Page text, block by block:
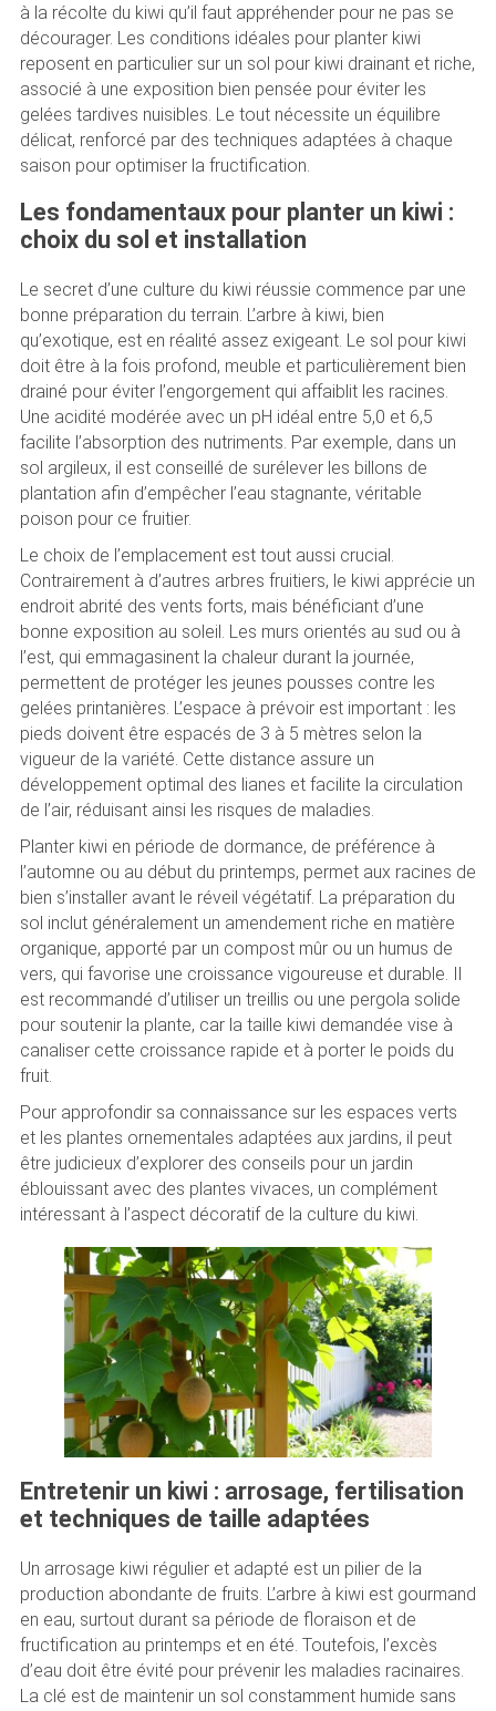
à la récolte du kiwi qu’il faut appréhender pour ne pas se
décourager. Les conditions idéales pour planter kiwi
reposent en particulier sur un sol pour kiwi drainant et riche,
associé à une exposition bien pensée pour éviter les
gelées tardives nuisibles. Le tout nécessite un équilibre
délicat, renforcé par des techniques adaptées à chaque
saison pour optimiser la fructification.
Les fondamentaux pour planter un kiwi :
choix du sol et installation
Le secret d’une culture du kiwi réussie commence par une
bonne préparation du terrain. L’arbre à kiwi, bien
qu’exotique, est en réalité assez exigeant. Le sol pour kiwi
doit être à la fois profond, meuble et particulièrement bien
drainé pour éviter l’engorgement qui affaiblit les racines.
Une acidité modérée avec un pH idéal entre 5,0 et 6,5
facilite l’absorption des nutriments. Par exemple, dans un
sol argileux, il est conseillé de surélever les billons de
plantation afin d’empêcher l’eau stagnante, véritable
poison pour ce fruitier.
Le choix de l’emplacement est tout aussi crucial.
Contrairement à d’autres arbres fruitiers, le kiwi apprécie un
endroit abrité des vents forts, mais bénéficiant d’une
bonne exposition au soleil. Les murs orientés au sud ou à
l’est, qui emmagasinent la chaleur durant la journée,
permettent de protéger les jeunes pousses contre les
gelées printanières. L’espace à prévoir est important : les
pieds doivent être espacés de 3 à 5 mètres selon la
vigueur de la variété. Cette distance assure un
développement optimal des lianes et facilite la circulation
de l’air, réduisant ainsi les risques de maladies.
Planter kiwi en période de dormance, de préférence à
l’automne ou au début du printemps, permet aux racines de
bien s’installer avant le réveil végétatif. La préparation du
sol inclut généralement un amendement riche en matière
organique, apporté par un compost mûr ou un humus de
vers, qui favorise une croissance vigoureuse et durable. Il
est recommandé d’utiliser un treillis ou une pergola solide
pour soutenir la plante, car la taille kiwi demandée vise à
canaliser cette croissance rapide et à porter le poids du
fruit.
Pour approfondir sa connaissance sur les espaces verts
et les plantes ornementales adaptées aux jardins, il peut
être judicieux d’explorer des conseils pour un jardin
éblouissant avec des plantes vivaces, un complément
intéressant à l’aspect décoratif de la culture du kiwi.
Entretenir un kiwi : arrosage, fertilisation
et techniques de taille adaptées
Un arrosage kiwi régulier et adapté est un pilier de la
production abondante de fruits. L’arbre à kiwi est gourmand
en eau, surtout durant sa période de floraison et de
fructification au printemps et en été. Toutefois, l’excès
d’eau doit être évité pour prévenir les maladies racinaires.
La clé est de maintenir un sol constamment humide sans